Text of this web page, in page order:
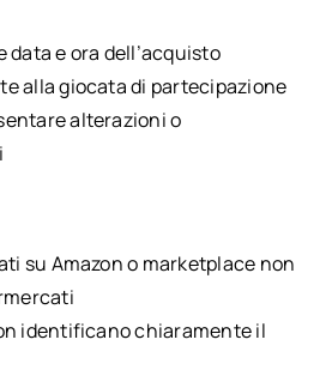
data e ora dell’acquisto
alla giocata di partecipazione
alterazioni o
su Amazon o marketplace non
identificano chiaramente il